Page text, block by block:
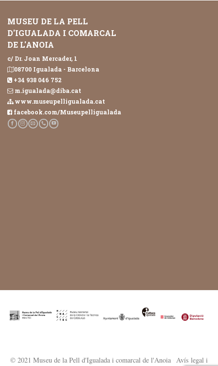
MUSEU DE LA PELL
D'IGUALADA I COMARCAL
DE L'ANOIA
c/ Dr. Joan Mercader, 1
08700 Igualada - Barcelona
+34 938 046 752
m.igualada@diba.cat
www.museupelligualada.cat
facebook.com/Museupelligualada
© 2021 Museu de la Pell d'Igualada i comarcal de l'Anoia Avís legal i